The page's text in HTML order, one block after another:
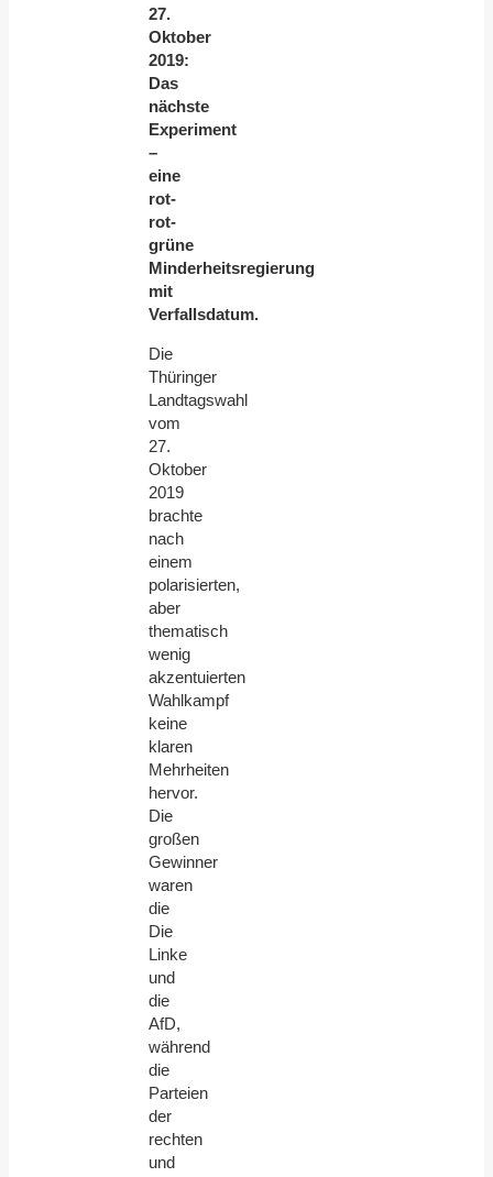
27.
Oktober
2019:
Das
nächste
Experiment
–
eine
rot-
rot-
grüne
Minderheitsregierung
mit
Verfallsdatum.
Die
Thüringer
Landtagswahl
vom
27.
Oktober
2019
brachte
nach
einem
polarisierten,
aber
thematisch
wenig
akzentuierten
Wahlkampf
keine
klaren
Mehrheiten
hervor.
Die
großen
Gewinner
waren
die
Die
Linke
und
die
AfD,
während
die
Parteien
der
rechten
und